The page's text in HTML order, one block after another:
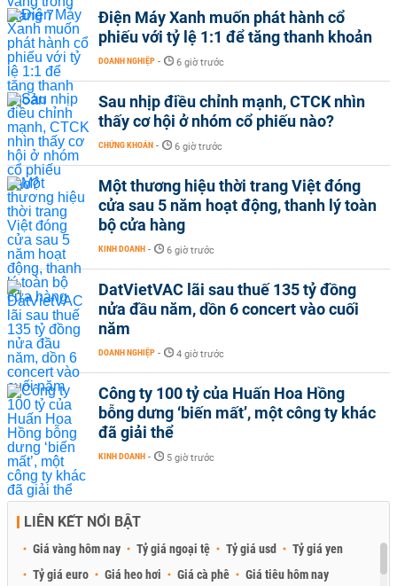
Điện Máy Xanh muốn phát hành cổ
phiếu với tỷ lệ 1:1 để tăng thanh khoản
DOANH NGHIỆP - 6 giờ trước
Sau nhịp điều chỉnh mạnh, CTCK nhìn
thấy cơ hội ở nhóm cổ phiếu nào?
CHỨNG KHOÁN - 6 giờ trước
Một thương hiệu thời trang Việt đóng
cửa sau 5 năm hoạt động, thanh lý toàn
bộ cửa hàng
KINH DOANH - 6 giờ trước
DatVietVAC lãi sau thuế 135 tỷ đồng
nửa đầu năm, dồn 6 concert vào cuối
năm
DOANH NGHIỆP - 4 giờ trước
Công ty 100 tỷ của Huấn Hoa Hồng
bỗng dưng ‘biến mất’, một công ty khác
đã giải thể
KINH DOANH - 5 giờ trước
LIÊN KẾT NỔI BẬT
Giá vàng hôm nay Tỷ giá ngoại tệ Tỷ giá usd
Tỷ giá yen
Tỷ giá euro
Giá heo hơi Giá cà phê Giá tiêu hôm nay